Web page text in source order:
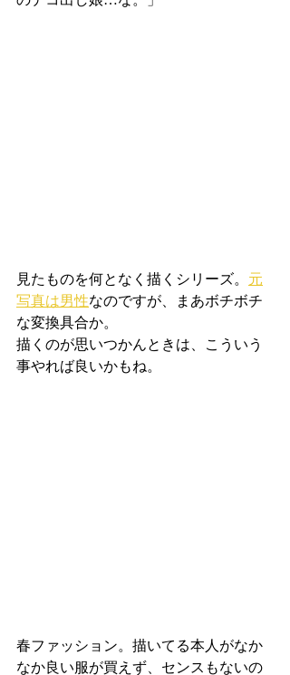
見たものを何となく描くシリーズ。 元
写真は男性なのですが、まあボチボチ
な変換具合か。
描くのが思いつかんときは、こういう
事やれば良いかもね。
春ファッション。描いてる本人がなか
なか良い服が買えず、センスもないの